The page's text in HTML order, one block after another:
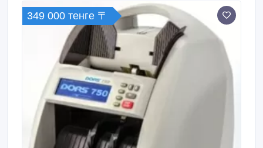
признака банкнот.
349 000 тенге 〒